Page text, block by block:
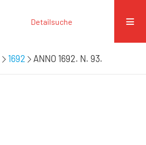
Detailsuche
1692 ANNO 1692. N. 93.